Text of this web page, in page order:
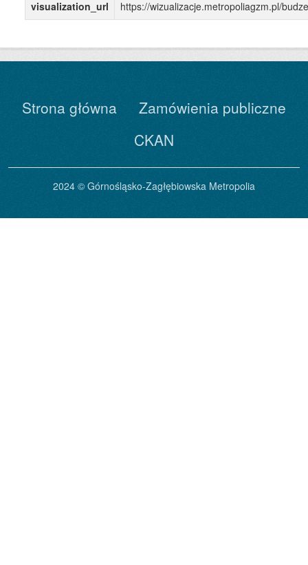
visualization_url
https://wizualizacje.metropoliagzm.pl/
Strona główna
Zamówienia publiczne
CKAN
2024 © Górnośląsko-Zagłębiowska Metropolia